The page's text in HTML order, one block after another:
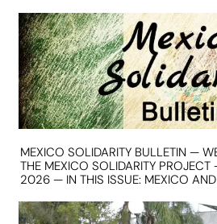
MEXICO SOLIDARITY BULLETIN —
THE MEXICO SOLIDARITY
2026 — IN THIS ISSUE: MEXICO